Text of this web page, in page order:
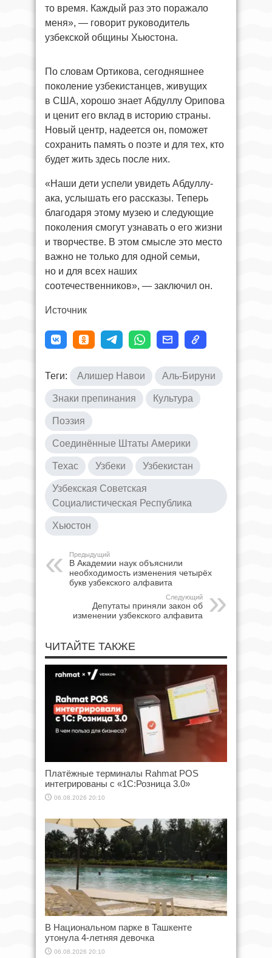
то время. Каждый раз это поражало
меня», — говорит руководитель
узбекской общины Хьюстона.
По словам Ортикова, сегодняшнее
поколение узбекистанцев, живущих
в США, хорошо знает Абдуллу Орипова
и ценит его вклад в историю страны.
Новый центр, надеется он, поможет
сохранить память о поэте и для тех, кто
будет жить здесь после них.
«Наши дети успели увидеть Абдуллу-
ака, услышать его рассказы. Теперь
благодаря этому музею и следующие
поколения смогут узнавать о его жизни
и творчестве. В этом смысле это место
важно не только для одной семьи,
но и для всех наших
соотечественников», — заключил он.
Источник
Теги: Алишер Навои Аль-Бируни
Знаки препинания Культура
Поэзия
Соединённые Штаты Америки
Техас Узбеки Узбекистан
Узбекская Советская
Социалистическая Республика
Хьюстон
Предыдущий
В Академии наук объяснили
необходимость изменения четырёх
букв узбекского алфавита
Следующий
Депутаты приняли закон об
изменении узбекского алфавита
ЧИТАЙТЕ ТАКЖЕ
Платёжные терминалы Rahmat POS
интегрированы с «1С:Розница 3.0»
06.08.2026 20:10
В Национальном парке в Ташкенте
утонула 4-летняя девочка
06.08.2026 20:10